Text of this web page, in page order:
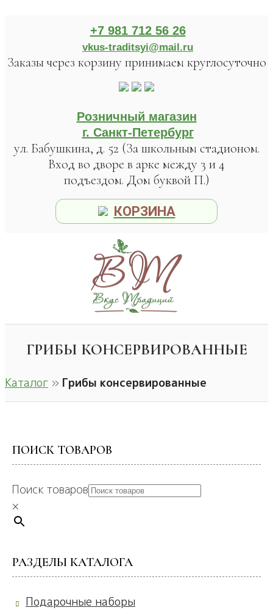
+7 981 712 56 26
vkus-traditsyi@mail.ru
Заказы через корзину принимаем круглосуточно
Розничный магазин
г. Санкт-Петербург
ул. Бабушкина, д. 52 (За школьным стадионом.
Вход во дворе в арке между 3 и 4
подъездом. Дом буквой П.)
КОРЗИНА
ГРИБЫ КОНСЕРВИРОВАННЫЕ
Каталог » Грибы консервированные
ПОИСК ТОВАРОВ
Поиск товаров
×
РАЗДЕЛЫ КАТАЛОГА
Подарочные наборы